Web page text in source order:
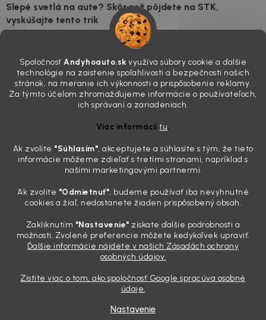
Spoločnosť Andyhoauto.sk využíva súbory cookie a ďalšie
technológie na zaistenie spoľahlivosti a bezpečnosti našich
stránok, na meranie ich výkonnosti a prispôsobenie reklamy.
Za týmto účelom zhromažďujeme informácie o používateľoch,
ich správaní a zariadeniach.
Viac informáciítu.
Ak zvolíte "Súhlasím", akceptujete a súhlasíte s tým, že tieto
informácie môžeme zdieľať s tretími stranami, napríklad s
našimi marketingovými partnermi.
Ak zvolíte "Odmietnuť", budeme používať iba nevyhnutné
cookies a žiaľ, nedostanete žiaden prispôsobený obsah.
Zakliknutím "Nastavenie" získate ďalšie podrobnosti a
možnosti. Zvolené preferencie môžete kedykoľvek upraviť.
Ďalšie informácie nájdete v našich Zásadách ochrany
osobných údajov.
Zistite viac o tom, ako spoločnosť Google spracúva osobné
údaje.
Nastavenie
Slepé svetlá na aute? Skôr než pôjdete na STK,
vyskúšajte tento trik
skutočnosti je? Často za to môžu práve „slepé“ svetlomety. Ten
mliečny, drsný povrch nie je len estetická vada. Keď slnko a soľ urobia
svoje, plexisklo začne svetlo rozptyľovať namiesto to...
Zabudnite na handru. Ak chcete mať auto naozaj čisté,
Poznáte ten moment. Vonku svieti slnko, vy sedíte v čerstvo
„upratanom“ aute, no pri pohľade na palubnú dosku vás ide poraziť. V
mriežkach ventilácie, okolo tlačidiel a v švíkoch sedačiek na vás stále
drzo pozerá prach. Handra ani vysávač tam jednodu...
Detailing nemusí stáť výplatu: 5 kúskov autokozmetiky,
31.7.2026
Sobotné ráno, káva v ruke a pred vami zaprášená kapota. Pre
niekoho nuda, pre nás najlepší relax. Lenže keď si v košíku spočítate
pokaziť náladu. Dobrá správa je, že aj profi výbava ...